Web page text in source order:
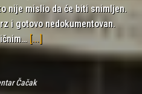
nije mislio da će biti snimljen.
i gotovo nedokumentovan.
[...]
Čačak